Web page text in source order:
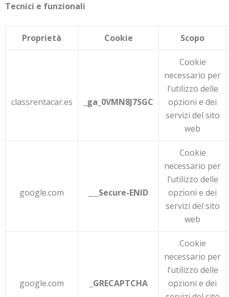
Tecnici e funzionali
Proprietà Cookie Scopo
classrentacar.es _ga_0VMN8J7SGC
Cookie
necessario per
l’utilizzo delle
opzioni e dei
servizi del sito
web
google.com Secure-ENID
Cookie
necessario per
l’utilizzo delle
opzioni e dei
servizi del sito
web
google.com _GRECAPTCHA
Cookie
necessario per
l’utilizzo delle
opzioni e dei